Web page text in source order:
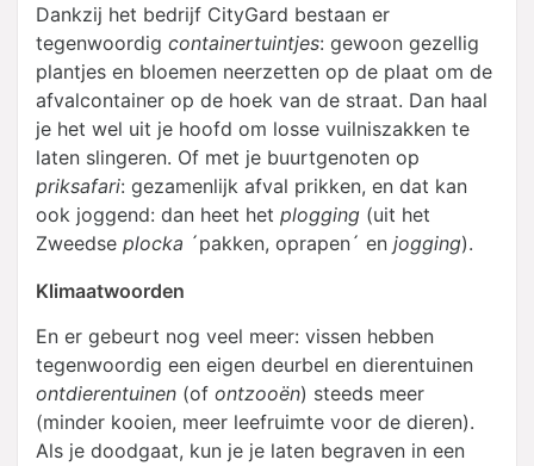
Dankzij het bedrijf CityGard bestaan er
tegenwoordig containertuintjes: gewoon gezellig
plantjes en bloemen neerzetten op de plaat om de
afvalcontainer op de hoek van de straat. Dan haal
je het wel uit je hoofd om losse vuilniszakken te
laten slingeren. Of met je buurtgenoten op
priksafari: gezamenlijk afval prikken, en dat kan
ook joggend: dan heet het plogging (uit het
Zweedse plocka ´pakken, oprapen´ en jogging).
Klimaatwoorden
En er gebeurt nog veel meer: vissen hebben
tegenwoordig een eigen deurbel en dierentuinen
ontdierentuinen (of ontzooën) steeds meer
(minder kooien, meer leefruimte voor de dieren).
Als je doodgaat, kun je je laten begraven in een